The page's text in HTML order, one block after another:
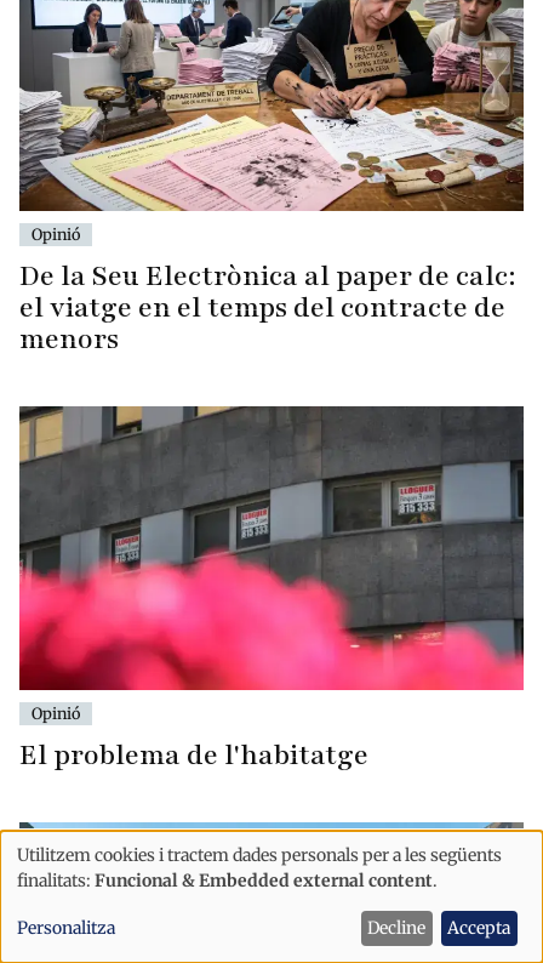
Opinió
De la Seu Electrònica al paper de calc:
el viatge en el temps del contracte de
menors
Opinió
El problema de l'habitatge
Ús
de
dades
Utilitzem cookies i tractem dades personals per a les següents
finalitats: Funcional & Embedded external content.
Personalitza Decline Accepta